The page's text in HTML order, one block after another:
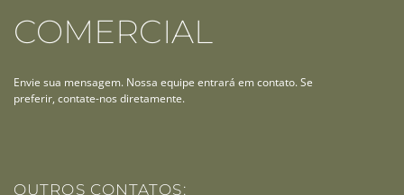
COMERCIAL
Envie sua mensagem. Nossa equipe entrará em contato.Se
preferir, contate-nos diretamente.
OUTROS CONTATOS: